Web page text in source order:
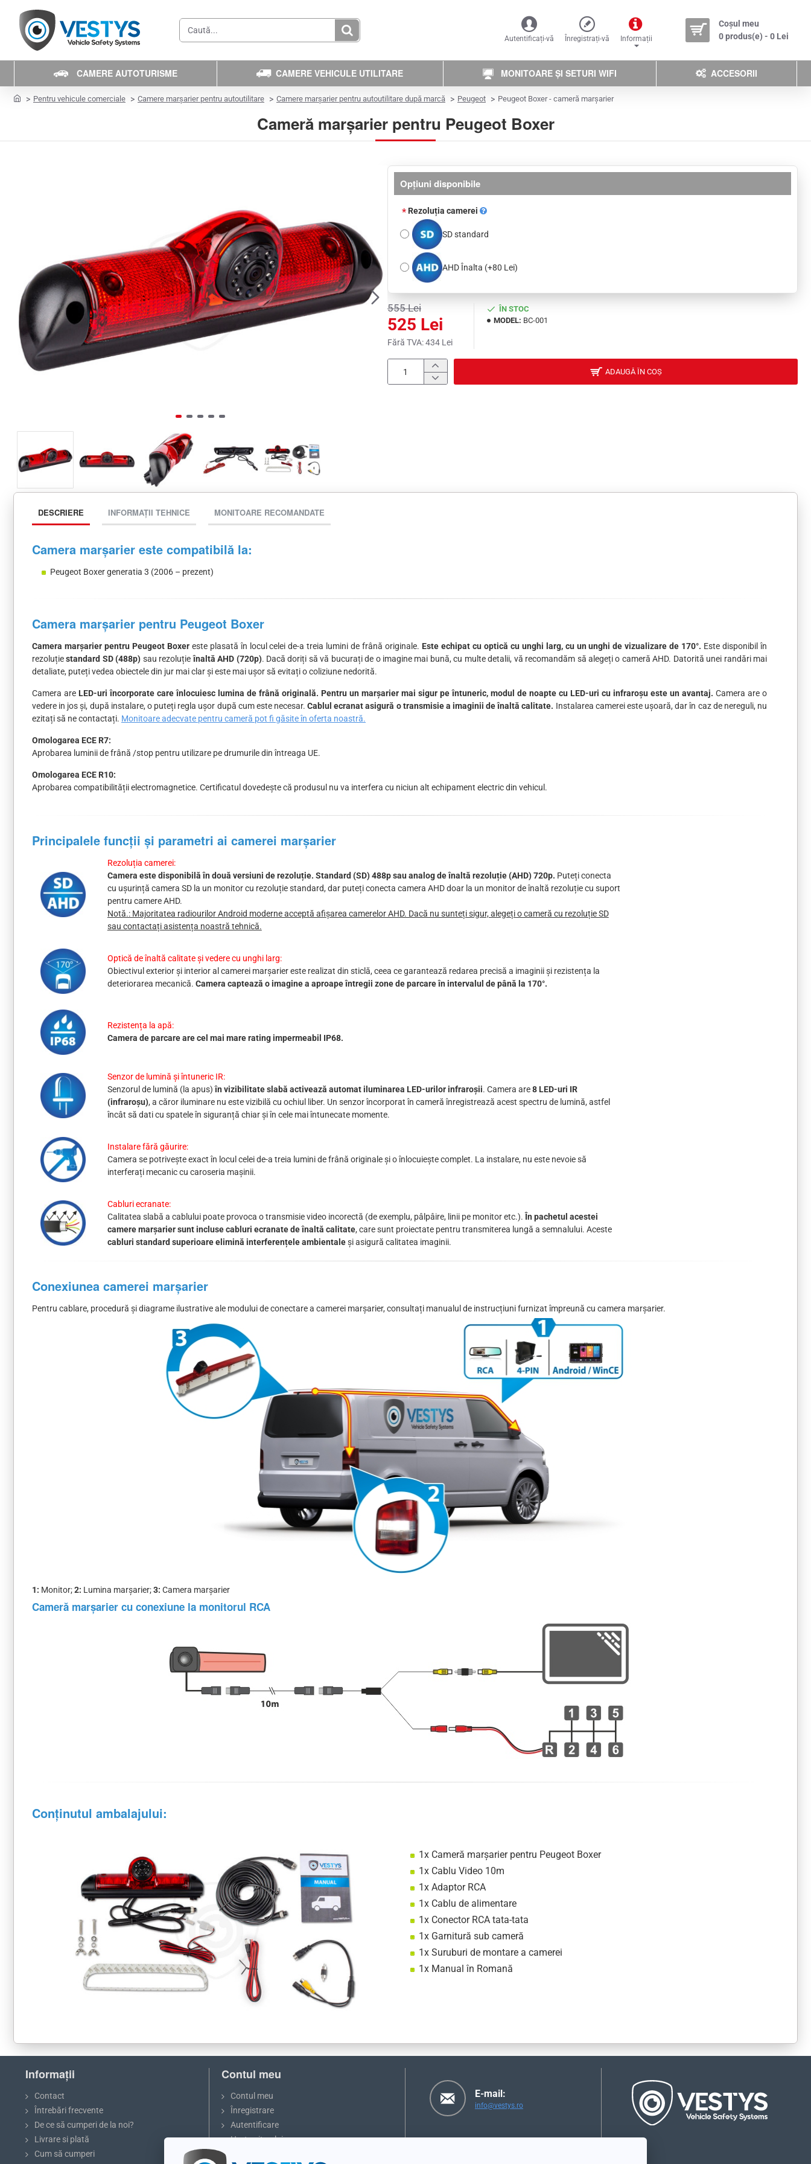
Caută... Autentificați-vă Înregistrați-vă Informații
Coșul meu
0 produs(e) - 0 Lei
CAMERE AUTOTURISME CAMERE VEHICULE UTILITARE MONITOARE ȘI SETURI WIFI ACCESORII
Cameră marșarier pentru Peugeot Boxer
homePentru vehicule comerciale Camere marșarier pentru autoutilitare Camere marșarier pentru autoutilitare după marcă Peugeot Peugeot Boxer - cameră marșarier
525 Lei
555 Lei
Fără TVA: 434 Lei
ÎN STOC
MODEL: BC-001
Opţiuni disponibile
Rezoluția camerei
SD standard
AHD Înalta (+80 Lei)
ADAUGĂ ÎN COȘ
DESCRIERE INFORMAȚII TEHNICE MONITOARE RECOMANDATE
Camera marșarier este compatibilă la:
Peugeot Boxer generatia 3 (2006 – prezent)
Camera marșarier pentru Peugeot Boxer
Camera marșarier pentru Peugeot Boxereste plasată în locul celei de-a treia lumini de frână originale. Este echipat cu optică cu unghi larg, cu un unghi de vizualizare de 170°. Este disponibil în
rezoluțiestandard SD (488p) sau rezoluțieînaltă AHD (720p). Dacă doriți să vă bucurați de o imagine mai bună, cu multe detalii, vă recomandăm să alegeți o cameră AHD. Datorită unei randări mai
detaliate, puteți vedea obiectele din jur mai clar și este mai ușor să evitați o coliziune nedorită.
Camera are LED-uri încorporate care înlocuiesc lumina de frână originală. Pentru un marșarier mai sigur pe întuneric, modul de noapte cu LED-uri cu infraroșu este un avantaj. Camera are o
vedere in jos și, după instalare, o puteți regla ușor după cum este necesar.Cablul ecranat asigură o transmisie a imaginii de înaltă calitate. Instalarea camerei este ușoară, dar în caz de nereguli, nu
ezitați să ne contactați. Monitoare adecvate pentru cameră pot fi găsite în oferta noastră.
Omologarea ECE R7:
Aprobarea luminii de frână /stop pentru utilizare pe drumurile din întreaga UE.
Omologarea ECE R10:
Aprobarea compatibilității electromagnetice. Certificatul dovedește că produsul nu va interfera cu niciun alt echipament electric din vehicul.
Principalele funcții și parametri ai camerei marșarier
Rezoluția camerei:
Camera este disponibilă în două versiuni de rezoluție. Standard (SD) 488p sau analog de înaltă rezoluție (AHD) 720p. Puteți conecta
cu ușurință camera SD la un monitor cu rezoluție standard, dar puteți conecta camera AHD doar la un monitor de înaltă rezoluție cu suport
pentru camere AHD.
Notă.: Majoritatea radiourilor Android moderne acceptă afișarea camerelor AHD. Dacă nu sunteți sigur, alegeți o cameră cu rezoluție SD
sau contactați asistența noastră tehnică.
Optică de înaltă calitate și vedere cu unghi larg:
Obiectivul exterior și interior al camerei marșarier este realizat din sticlă, ceea ce garantează redarea precisă a imaginii și rezistența la
deteriorarea mecanică. Camera captează o imagine a aproape întregii zone de parcare în intervalul de până la 170°.
Rezistența la apă:
Camera de parcare are cel mai mare rating impermeabil IP68.
Senzor de lumină și întuneric IR:
Senzorul de lumină (la apus)în vizibilitate slabă activează automat iluminarea LED-urilor infraroșii. Camera are8 LED-uri IR
(infraroșu), a căror iluminare nu este vizibilă cu ochiul liber. Un senzor încorporat în cameră înregistrează acest spectru de lumină, astfel
încât să dati cu spatele în siguranță chiar și în cele mai întunecate momente.
Instalare fără găurire:
Camera se potrivește exact în locul celei de-a treia lumini de frână originale și o înlocuiește complet. La instalare, nu este nevoie să
interferați mecanic cu caroseria mașinii.
Cabluri ecranate:
Calitatea slabă a cablului poate provoca o transmisie video incorectă (de exemplu, pâlpâire, linii pe monitor etc.). În pachetul acestei
camere marșarier sunt incluse cabluri ecranate de înaltă calitate, care sunt proiectate pentru transmiterea lungă a semnalului. Aceste
cabluri standard superioare elimină interferențele ambientaleși asigură calitatea imaginii.
Conexiunea camerei marșarier
Pentru cablare, procedură și diagrame ilustrative ale modului de conectare a camerei marșarier, consultați manualul de instrucțiuni furnizat împreună cu camera marșarier.
1: Monitor;2: Lumina marșarier;3: Camera marșarier
Cameră marșarier cu conexiune la monitorul RCA
Conținutul ambalajului:
1x Cameră marșarier pentru Peugeot Boxer
1x Cablu Video 10m
1x Adaptor RCA
1x Cablu de alimentare
1x Conector RCA tata-tata
1x Garnitură sub cameră
1x Suruburi de montare a camerei
1x Manual în Romană
Informații
Contact
Întrebări frecvente
De ce să cumperi de la noi?
Livrare si plată
Cum să cumperi
Contul meu
Contul meu
Înregistrare
Autentificare
Harta site-ului
E-mail:
info@vestys.ro